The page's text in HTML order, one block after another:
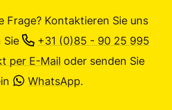
Frage? Kontaktieren Sie uns
Sie
+31 (0)85 - 90 25 995
per E-Mail oder senden Sie
WhatsApp.